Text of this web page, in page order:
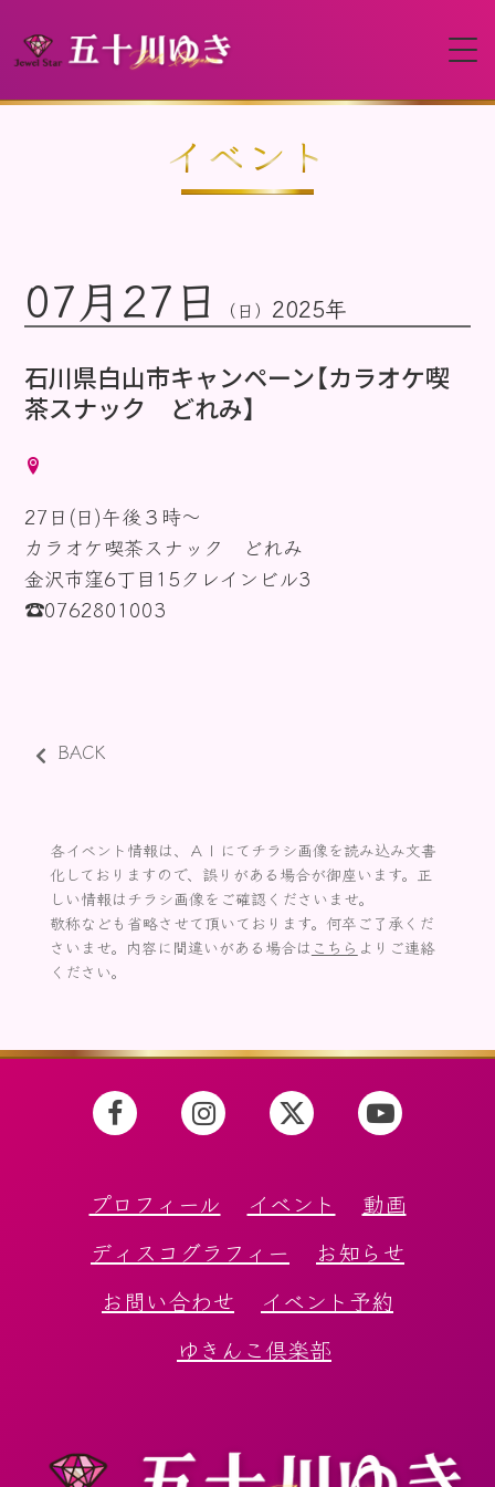
HOME
イベント
動画
お知らせ
イベント
07月27日 （日） 2025年
石川県白山市キャンペーン【カラオケ喫
茶スナック どれみ】
27日(日)午後３時～
カラオケ喫茶スナック どれみ
金沢市窪6丁目15クレインビル3
☎0762801003
BACK
各イベント情報は、ＡＩにてチラシ画像を読み込み文書
化しておりますので、誤りがある場合が御座います。正
しい情報はチラシ画像をご確認くださいませ。
敬称なども省略させて頂いております。何卒ご了承くだ
さいませ。内容に間違いがある場合は こちら よりご連絡
ください。
プロフィール イベント
動画
ディスコグラフィー
お知らせ
お問い合わせ
イベント予約
ゆきんこ倶楽部